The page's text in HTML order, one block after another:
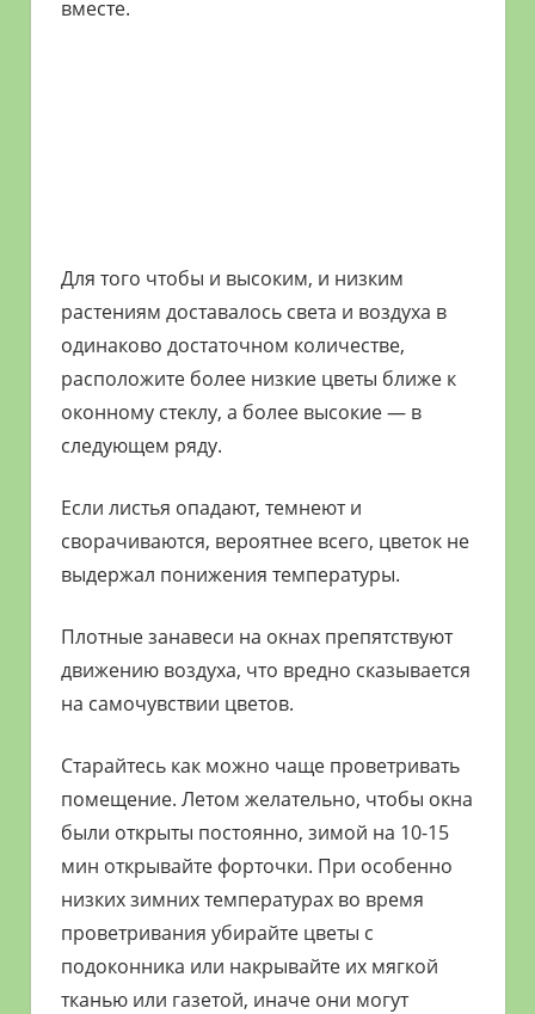
вместе.
Для того чтобы и высоким, и низким
растениям доставалось света и воздуха в
одинаково достаточном количестве,
расположите более низкие цветы ближе к
оконному стеклу, а более высокие — в
следующем ряду.
Если листья опадают, темнеют и
сворачиваются, вероятнее всего, цветок не
выдержал понижения температуры.
Плотные занавеси на окнах препятствуют
движению воздуха, что вредно сказывается
на самочувствии цветов.
Старайтесь как можно чаще проветривать
помещение. Летом желательно, чтобы окна
были открыты постоянно, зимой на 10-15
мин открывайте форточки. При особенно
низких зимних температурах во время
проветривания убирайте цветы с
подоконника или накрывайте их мягкой
тканью или газетой, иначе они могут